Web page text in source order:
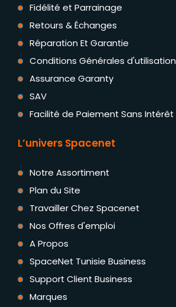
Fidélité et Parrainage
Retours & Échanges
Réparation Et Garantie
Conditions Générales d'utilisation
Assurance Garanty
SAV
Facilité de Paiement Sans Intérêt
L’univers Spacenet
Notre Assortiment
Plan du Site
Travailler Chez Spacenet
Nos Offres d'emploi
A Propos
SpaceNet Tunisie Business
Support Client Business
Marques